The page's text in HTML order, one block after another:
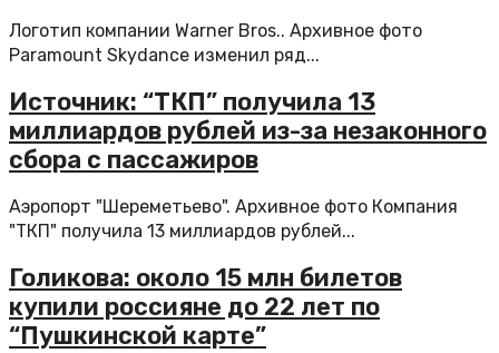
Логотип компании Warner Bros.. Архивное фото
Paramount Skydance изменил ряд...
Источник: “ТКП” получила 13
миллиардов рублей из-за незаконного
сбора с пассажиров
Аэропорт "Шереметьево". Архивное фото Компания
"ТКП" получила 13 миллиардов рублей...
Голикова: около 15 млн билетов
купили россияне до 22 лет по
“Пушкинской карте”